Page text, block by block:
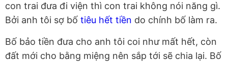
con trai đưa đi viện thì con trai không nói năng gì.
Bởi anh tôi sợ bố tiêu hết tiền do chính bố làm ra.
Bố bảo tiền đưa cho anh tôi coi như mất hết, còn
đất mới cho bằng miệng nên sắp tới sẽ chia lại. Bố